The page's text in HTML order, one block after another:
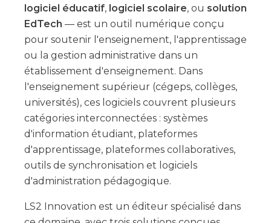
logiciel éducatif, logiciel scolaire, ou solution
EdTech — est un outil numérique conçu
pour soutenir l'enseignement, l'apprentissage
ou la gestion administrative dans un
établissement d'enseignement. Dans
l'enseignement supérieur (cégeps, collèges,
universités), ces logiciels couvrent plusieurs
catégories interconnectées : systèmes
d'information étudiant, plateformes
d'apprentissage, plateformes collaboratives,
outils de synchronisation et logiciels
d'administration pédagogique.
LS2 Innovation est un éditeur spécialisé dans